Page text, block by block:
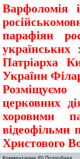
Варфоломія
парафіян
українських
Патріарха
України
Розміщуємо
церковних
хоровими
відеофільми
Христового
Комментарии (0) Подробнее